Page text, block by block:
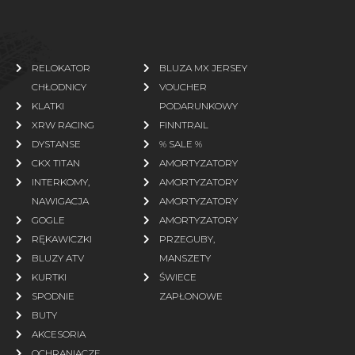
RELOKATOR
CHŁODNICY
KLATKI
XRW RACING
DYSTANSE
CKX TITAN
INTERKOMY,
NAWIGACJA
GOGLE
RĘKAWICZKI
BLUZY ATV
KURTKI
SPODNIE
BUTY
AKCESORIA
BLUZA MX JERSEY
VOUCHER
PODARUNKOWY
FINNTRAIL
% SALE %
AMORTYZATORY
AMORTYZATORY
AMORTYZATORY
AMORTYZATORY
PRZEGUBY,
MANSZETY
ŚWIECE
ZAPŁONOWE